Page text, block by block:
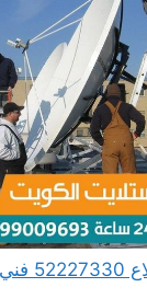
فني